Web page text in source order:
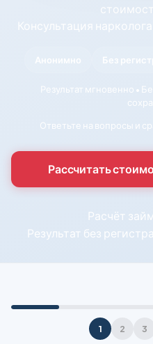
Консультация
Анонимно Без
Результат мгновенно •
Ответьте на вопросы и
Рассчитать
Расчёт
Результат без
1 2 3